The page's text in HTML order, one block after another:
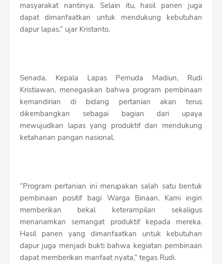
masyarakat nantinya. Selain itu, hasil panen juga
dapat dimanfaatkan untuk mendukung kebutuhan
dapur lapas,” ujar Kristanto.
Senada, Kepala Lapas Pemuda Madiun, Rudi
Kristiawan, menegaskan bahwa program pembinaan
kemandirian di bidang pertanian akan terus
dikembangkan sebagai bagian dari upaya
mewujudkan lapas yang produktif dan mendukung
ketahanan pangan nasional.
“Program pertanian ini merupakan salah satu bentuk
pembinaan positif bagi Warga Binaan. Kami ingin
memberikan bekal keterampilan sekaligus
menanamkan semangat produktif kepada mereka.
Hasil panen yang dimanfaatkan untuk kebutuhan
dapur juga menjadi bukti bahwa kegiatan pembinaan
dapat memberikan manfaat nyata,” tegas Rudi.